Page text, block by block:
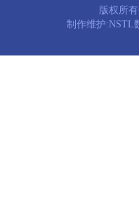
版权所
制作维护:NSTL